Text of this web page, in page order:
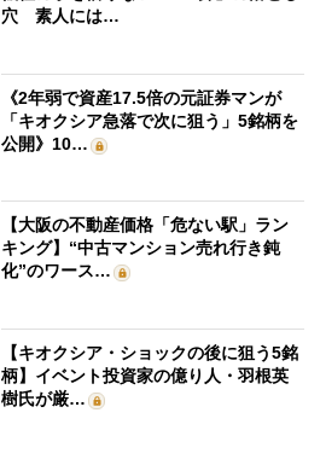
穴 素人には…
《2年弱で資産17.5倍の元証券マンが
「キオクシア急落で次に狙う」5銘柄を
公開》10…
【大阪の不動産価格「危ない駅」ラン
キング】“中古マンション売れ行き鈍
化”のワース…
【キオクシア・ショックの後に狙う5銘
柄】イベント投資家の億り人・羽根英
樹氏が厳…